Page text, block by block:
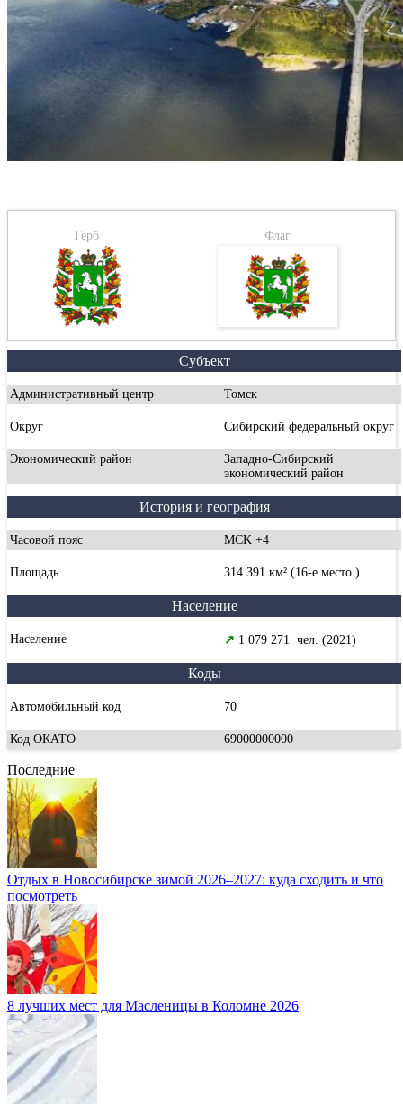
Герб Флаг
Субъект
Административный центр Томск
Округ Сибирский федеральный округ
Экономический район
Западно-Сибирский
экономический район
История и география
Часовой пояс MCK +4
Площадь 314 391 км² (16-е место )
Население
Население ↗ 1 079 271 чел. (2021)
Коды
Автомобильный код 70
Код ОКАТО 69000000000
Последние
Отдых в Новосибирске зимой 2026–2027: куда сходить и что
посмотреть
8 лучших мест для Масленицы в Коломне 2026